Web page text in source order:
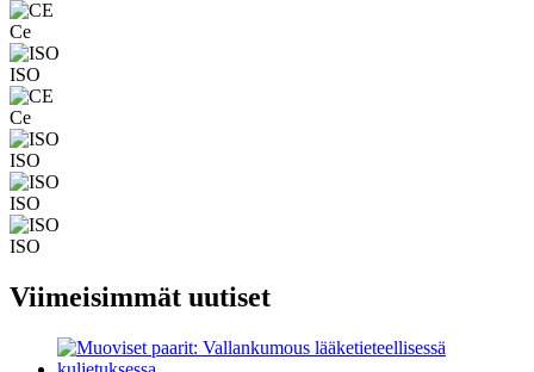
Ce
ISO
Ce
ISO
ISO
ISO
Viimeisimmät uutiset